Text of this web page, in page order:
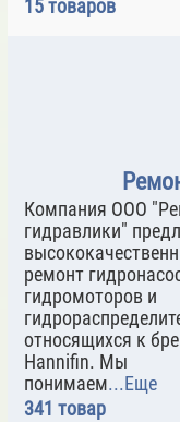
15 товаров
Компания ООО
гидравлики"
ремонт
гидромоторов и
относящихся к
Hannifin. Мы
понимаем...Еще
341 товар